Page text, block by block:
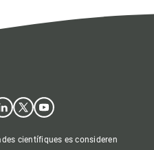
TwitterYoutube
científiques es consideren